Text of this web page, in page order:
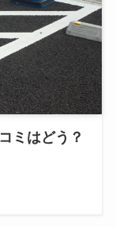
ミはどう？